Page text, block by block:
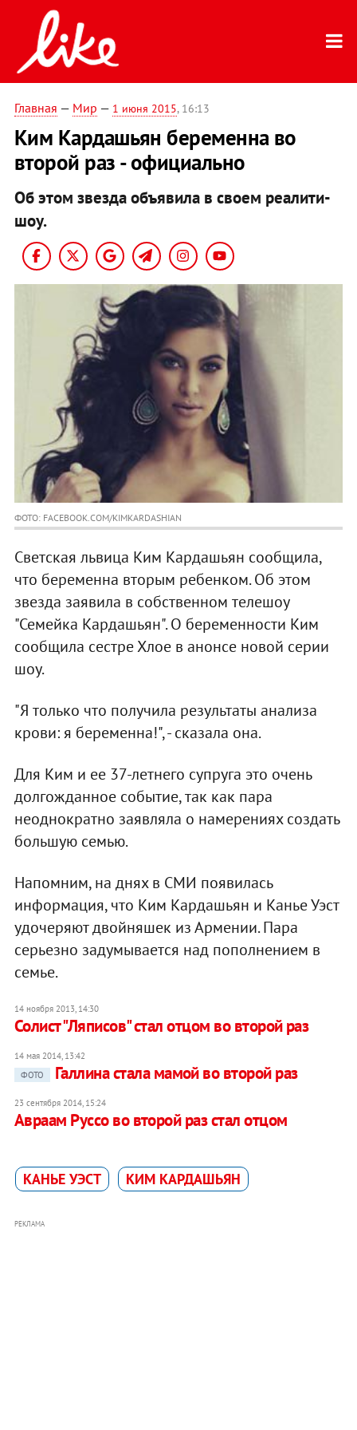
Главная — Мир — 1 июня 2015, 16:13
Ким Кардашьян беременна во
второй раз - официально
Об этом звезда объявила в своем реалити-
шоу.
ФОТО: FACEBOOK.COM/KIMKARDASHIAN
Светская львица Ким Кардашьян сообщила,
что беременна вторым ребенком. Об этом
звезда заявила в собственном телешоу
"Семейка Кардашьян". О беременности Ким
сообщила сестре Хлое в анонсе новой серии
шоу.
"Я только что получила результаты анализа
крови: я беременна!", - сказала она.
Для Ким и ее 37-летнего супруга это очень
долгожданное событие, так как пара
неоднократно заявляла о намерениях создать
большую семью.
Напомним, на днях в СМИ появилась
информация, что Ким Кардашьян и Канье Уэст
удочеряют двойняшек из Армении. Пара
серьезно задумывается над пополнением в
семье.
14 ноября 2013, 14:30
Солист "Ляписов" стал отцом во второй раз
14 мая 2014, 13:42
ФОТО
Галлина стала мамой во второй раз
23 сентября 2014, 15:24
Авраам Руссо во второй раз стал отцом
КАНЬЕ УЭСТ КИМ КАРДАШЬЯН
РЕКЛАМА